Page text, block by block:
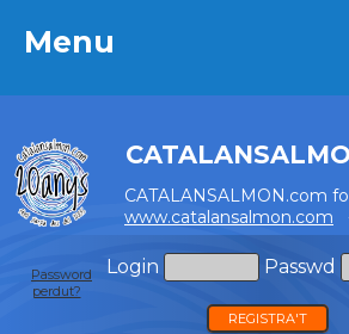
Menu
CATALANSALMON.com
www.catalansalmon.com
Login Passwd
Password
perdut?
REGISTRA'T
Menu